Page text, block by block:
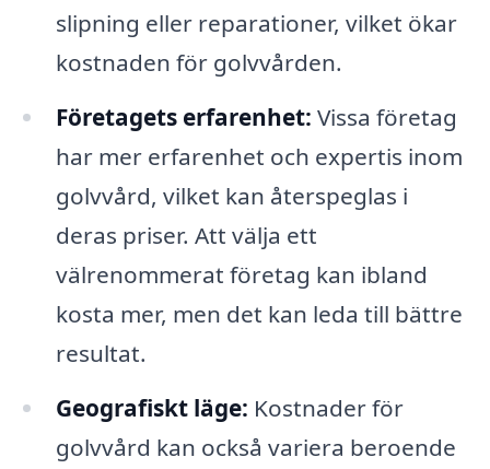
slipning eller reparationer, vilket ökar
kostnaden för golvvården.
Företagets erfarenhet: Vissa företag
har mer erfarenhet och expertis inom
golvvård, vilket kan återspeglas i
deras priser. Att välja ett
välrenommerat företag kan ibland
kosta mer, men det kan leda till bättre
resultat.
Geografiskt läge: Kostnader för
golvvård kan också variera beroende